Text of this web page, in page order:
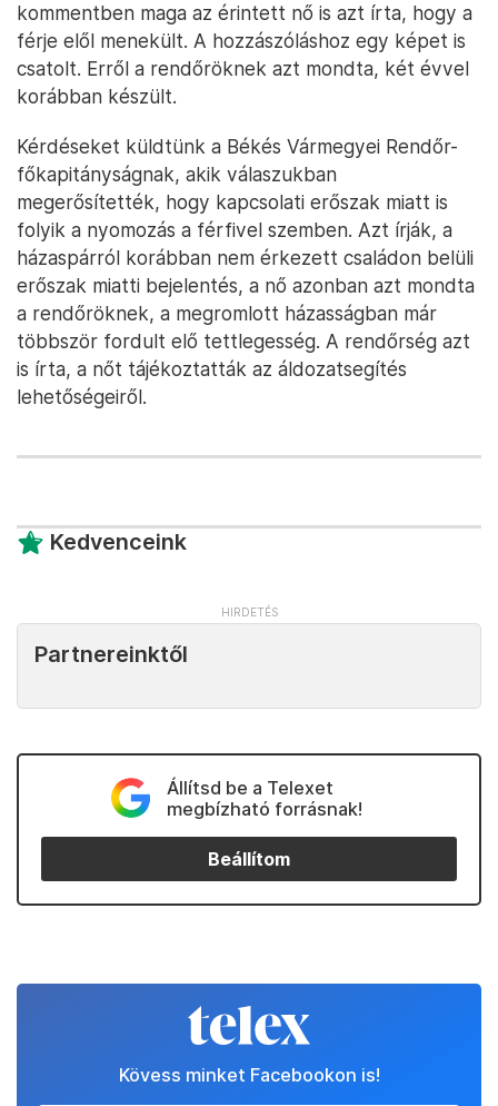
kommentben maga az érintett nő is azt írta, hogy a
férje elől menekült. A hozzászóláshoz egy képet is
csatolt. Erről a rendőröknek azt mondta, két évvel
korábban készült.
Kérdéseket küldtünk a Békés Vármegyei Rendőr-
főkapitányságnak, akik válaszukban
megerősítették, hogy kapcsolati erőszak miatt is
folyik a nyomozás a férfivel szemben. Azt írják, a
házaspárról korábban nem érkezett családon belüli
erőszak miatti bejelentés, a nő azonban azt mondta
a rendőröknek, a megromlott házasságban már
többször fordult elő tettlegesség. A rendőrség azt
is írta, a nőt tájékoztatták az áldozatsegítés
lehetőségeiről.
Kedvenceink
Partnereinktől
Állítsd be a Telexet
megbízható forrásnak!
Beállítom
Kövess minket Facebookon is!